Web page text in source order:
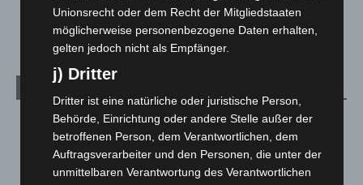
August 2026(14)
Juli 2026
Juni 2026(139)
Unionsrecht oder dem Recht der Mitgliedstaaten
möglicherweise personenbezogene Daten erhalten,
gelten jedoch nicht als Empfänger.
j) Dritter
Dritter ist eine natürliche oder juristische Person,
Behörde, Einrichtung oder andere Stelle außer der
betroffenen Person, dem Verantwortlichen, dem
Auftragsverarbeiter und den Personen, die unter der
unmittelbaren Verantwortung des Verantwortlichen